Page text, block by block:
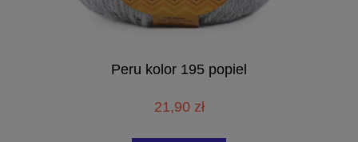
Peru kolor 195 popiel
21,90 zł